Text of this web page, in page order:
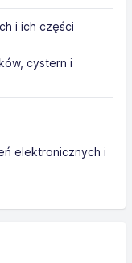
i ich części
cystern i
elektronicznych i